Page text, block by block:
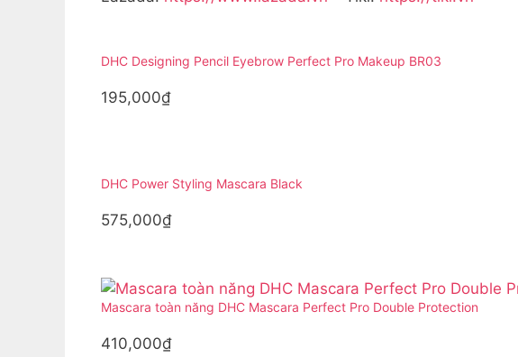
DHC Designing Pencil Eyebrow Perfect Pro Makeup BR03
195,000₫
DHC Power Styling Mascara Black
575,000₫
Mascara toàn năng DHC Mascara Perfect Pro Double Protection
410,000₫